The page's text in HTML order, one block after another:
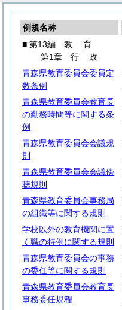
例規名称
■ 第13編 教 育
第1章 行政
青森県教育委員会委員定
数条例
青森県教育委員会教育長
の勤務時間等に関する条
例
青森県教育委員会会議規
則
青森県教育委員会会議傍
聴規則
青森県教育委員会事務局
の組織等に関する規則
学校以外の教育機関に置
く職の特例に関する規則
青森県教育委員会の事務
の委任等に関する規則
青森県教育委員会教育長
事務委任規程